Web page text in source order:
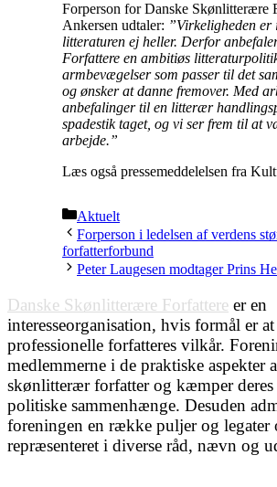
Forperson for Danske Skønlitterære
Ankersen udtaler: ”Virkeligheden er
litteraturen ej heller. Derfor
Forfattere en ambitiøs
armbevægelser som passer til det
og ønsker at danne fremover. Med
anbefalinger til en litterær
spadestik taget, og vi ser frem til at
arbejde.”
Læs også pressemeddelelsen fra
Kategorier
Aktuelt
Forperson i ledelsen af verdens
forfatterforbund
Peter Laugesen modtager Prins
Danske Skønlitterære Forfattere er en
interesseorganisation, hvis formål er
professionelle forfatteres vilkår.
medlemmerne i de praktiske aspekter
skønlitterær forfatter og kæmper deres
politiske sammenhænge. Desuden
foreningen en række puljer og legater
repræsenteret i diverse råd, nævn og